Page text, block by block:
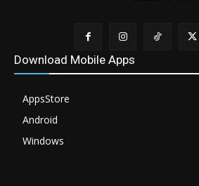
Download Mobile Apps
AppsStore
Android
Windows